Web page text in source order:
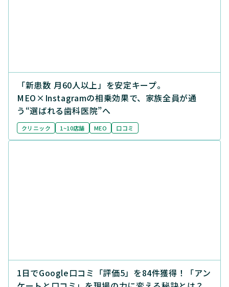
「新患数 月60人以上」を安定キープ。
MEO×Instagramの相乗効果で、家族全員が通
う“選ばれる歯科医院”へ
クリニック 1~10店舗 MEO 口コミ
1日でGoogle口コミ「評価5」を84件獲得！「アン